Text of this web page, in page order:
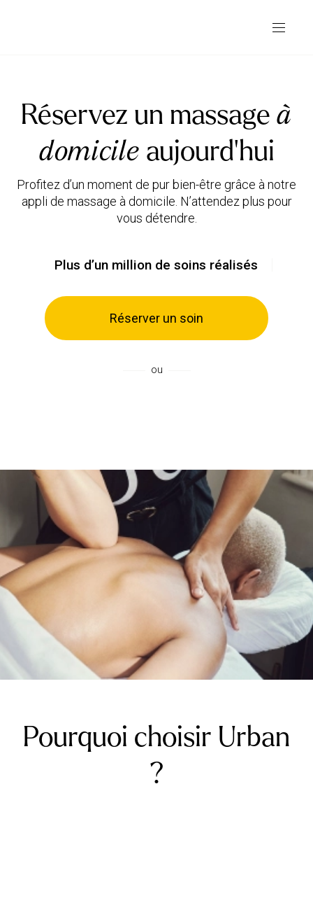
Réservez un massage à
domicile aujourd’hui
Profitez d’un moment de pur bien-être grâce à notre
appli de massage à domicile. N’attendez plus pour
Plus d’un million de soins réalisés
Réserver un soin
ou
Pourquoi choisir Urban
?